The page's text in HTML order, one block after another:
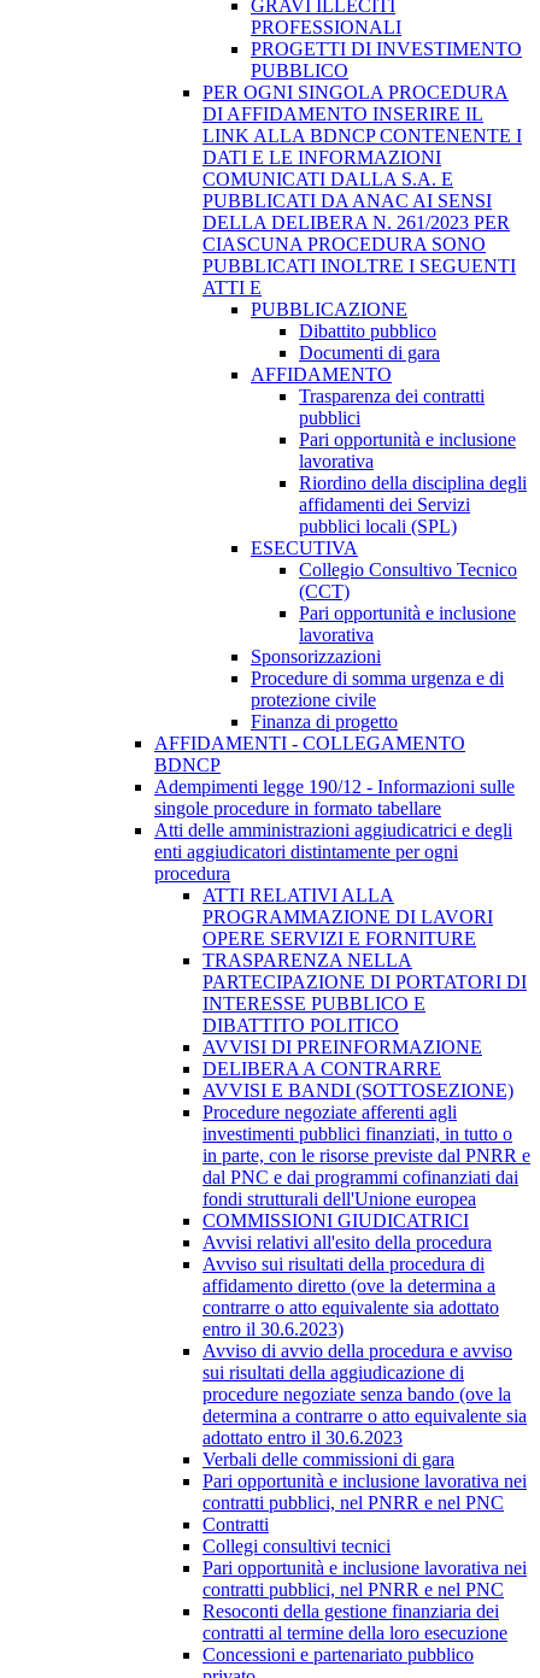
GRAVI ILLECITI
PROFESSIONALI
PROGETTI DI INVESTIMENTO
PUBBLICO
PER OGNI SINGOLA PROCEDURA
DI AFFIDAMENTO INSERIRE IL
LINK ALLA BDNCP CONTENENTE I
DATI E LE INFORMAZIONI
COMUNICATI DALLA S.A. E
PUBBLICATI DA ANAC AI SENSI
DELLA DELIBERA N. 261/2023 PER
CIASCUNA PROCEDURA SONO
PUBBLICATI INOLTRE I SEGUENTI
ATTI E
PUBBLICAZIONE
Dibattito pubblico
Documenti di gara
AFFIDAMENTO
Trasparenza dei contratti
pubblici
Pari opportunità e inclusione
lavorativa
Riordino della disciplina degli
affidamenti dei Servizi
pubblici locali (SPL)
ESECUTIVA
Collegio Consultivo Tecnico
(CCT)
Pari opportunità e inclusione
lavorativa
Sponsorizzazioni
Procedure di somma urgenza e di
protezione civile
Finanza di progetto
AFFIDAMENTI - COLLEGAMENTO
BDNCP
Adempimenti legge 190/12 - Informazioni sulle
singole procedure in formato tabellare
Atti delle amministrazioni aggiudicatrici e degli
enti aggiudicatori distintamente per ogni
procedura
ATTI RELATIVI ALLA
PROGRAMMAZIONE DI LAVORI
OPERE SERVIZI E FORNITURE
TRASPARENZA NELLA
PARTECIPAZIONE DI PORTATORI DI
INTERESSE PUBBLICO E
DIBATTITO POLITICO
AVVISI DI PREINFORMAZIONE
DELIBERA A CONTRARRE
AVVISI E BANDI (SOTTOSEZIONE)
Procedure negoziate afferenti agli
investimenti pubblici finanziati, in tutto o
in parte, con le risorse previste dal PNRR e
dal PNC e dai programmi cofinanziati dai
fondi strutturali dell'Unione europea
COMMISSIONI GIUDICATRICI
Avvisi relativi all'esito della procedura
Avviso sui risultati della procedura di
affidamento diretto (ove la determina a
contrarre o atto equivalente sia adottato
entro il 30.6.2023)
Avviso di avvio della procedura e avviso
sui risultati della aggiudicazione di
procedure negoziate senza bando (ove la
determina a contrarre o atto equivalente sia
adottato entro il 30.6.2023
Verbali delle commissioni di gara
Pari opportunità e inclusione lavorativa nei
contratti pubblici, nel PNRR e nel PNC
Contratti
Collegi consultivi tecnici
Pari opportunità e inclusione lavorativa nei
contratti pubblici, nel PNRR e nel PNC
Resoconti della gestione finanziaria dei
contratti al termine della loro esecuzione
Concessioni e partenariato pubblico